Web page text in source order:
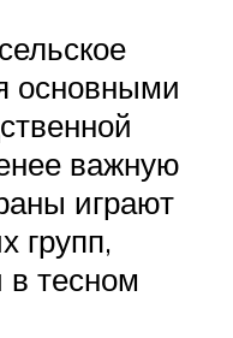
основными
важную
играют
групп,
тесном